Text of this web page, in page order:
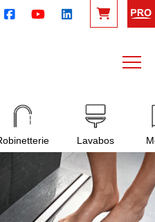
Lavabos